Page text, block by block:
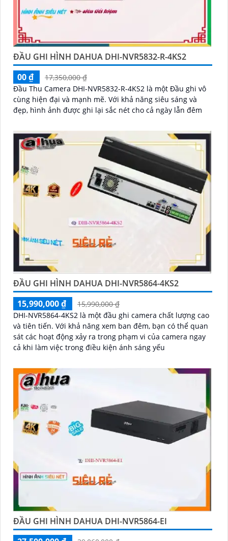
ĐẦU GHI HÌNH DAHUA DHI-NVR5832-R-4KS2
00 ₫
17,350,000 ₫
Đầu Thu Camera DHI-NVR5832-R-4KS2 là một Đầu ghi vô
cùng hiện đại và mạnh mẽ. Với khả năng siêu sáng và
đẹp, hình ảnh được ghi lại sắc nét cho cả ngày lẫn đêm
ĐẦU GHI HÌNH DAHUA DHI-NVR5864-4KS2
15,990,000 ₫
15,990,000 ₫
DHI-NVR5864-4KS2 là một đầu ghi camera chất lượng cao
và tiên tiến. Với khả năng xem ban đêm, bạn có thể quan
sát các hoạt động xảy ra trong phạm vi của camera ngay
cả khi làm việc trong điều kiện ánh sáng yếu
ĐẦU GHI HÌNH DAHUA DHI-NVR5864-EI